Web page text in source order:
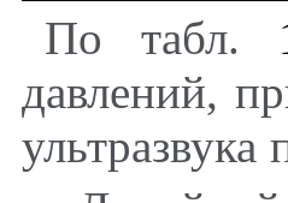
По табл.
давлений,